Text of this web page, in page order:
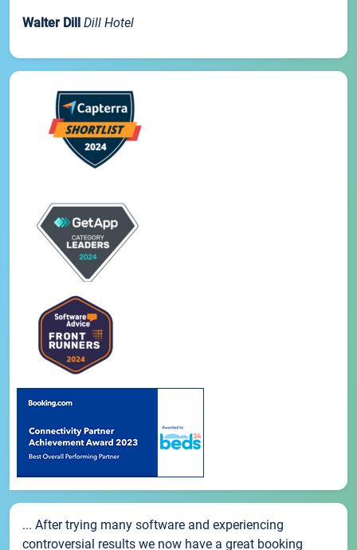
Walter Dill Dill Hotel
... After trying many software and experiencing
controversial results we now have a great booking